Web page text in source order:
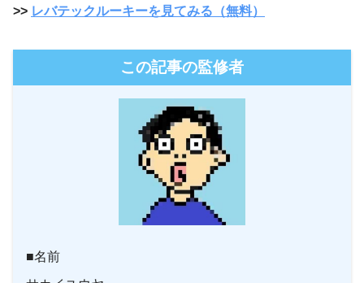
>> レバテックルーキーを見てみる（無料）
この記事の監修者
■名前